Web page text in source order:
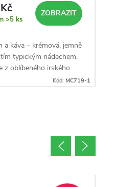
>5 ks
ZOBRAZIT
a káva – krémová, jemně
typickým nádechem,
z oblíbeného irského
rozpustná káva ze
Kód: MC719-1